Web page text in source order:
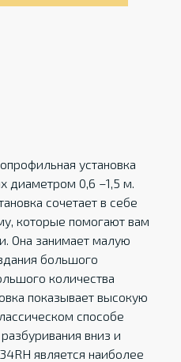
установка
диаметром 0,6 –1,5 м.
сочетает в себе
которые помогают вам
Она занимает малую
большого
количества
показывает высокую
способе
вниз и
является наиболее